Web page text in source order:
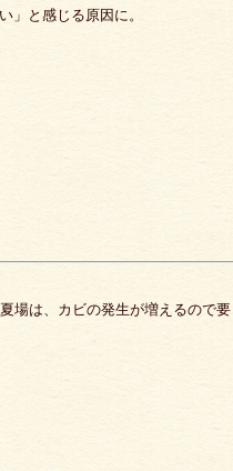
」と感じる原因に。
場は、カビの発生が増えるので要